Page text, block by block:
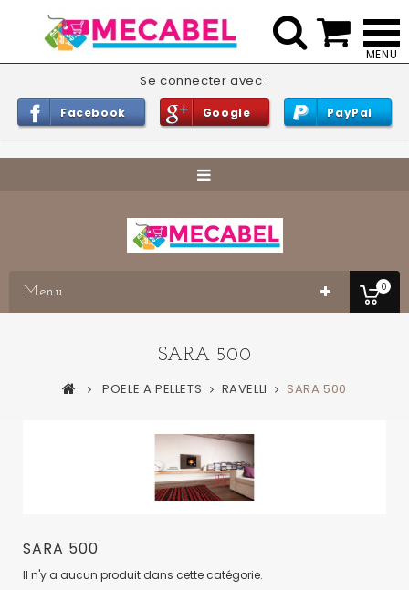
Se connecter avec :
Facebook Google PayPal
0
Menu
SARA 500
POELE A PELLETS RAVELLI SARA 500
SARA 500
Il n'y a aucun produit dans cette catégorie.
 